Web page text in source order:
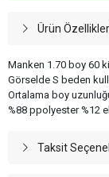
Ürün
Manken 1.70 boy 60
Görselde S beden
Ortalama boy
%88 ppolyester %12
Taksit